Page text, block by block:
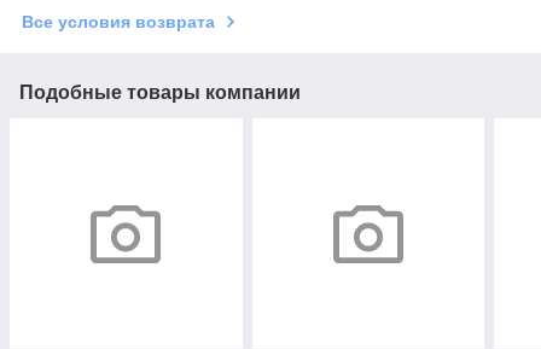
Все условия возврата
Подобные товары компании